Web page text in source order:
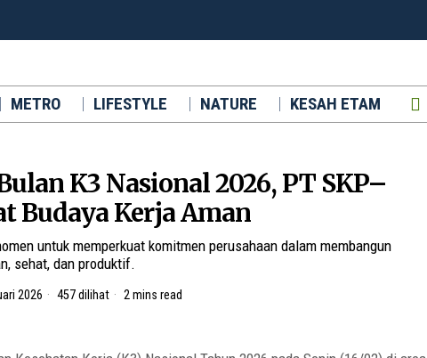
METRO LIFESTYLE NATURE KESAH ETAM
K3 Nasional 2026, PT SKP–
Budaya Kerja Aman
untuk memperkuat komitmen perusahaan dalam membangun
sehat, dan produktif.
2026 457 dilihat 2 mins read